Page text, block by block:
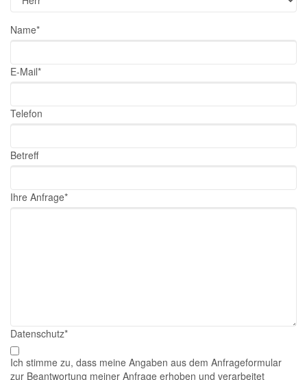
Pflichtfeld
Name*
Pflichtfeld
E-Mail*
Telefon
Betreff
Pflichtfeld
Ihre Anfrage*
Pflichtfeld
Datenschutz*
Ich stimme zu, dass meine Angaben aus dem Anfrageformular
zur Beantwortung meiner Anfrage erhoben und verarbeitet